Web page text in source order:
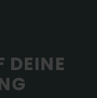
DEINE